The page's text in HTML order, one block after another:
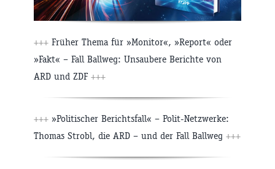
+++ Früher Thema für »Monitor«, »Report« oder
»Fakt« – Fall Ballweg: Unsaubere Berichte von
ARD und ZDF +++
+++ »Politischer Berichtsfall« – Polit-Netzwerke:
Thomas Strobl, die ARD – und der Fall Ballweg +++